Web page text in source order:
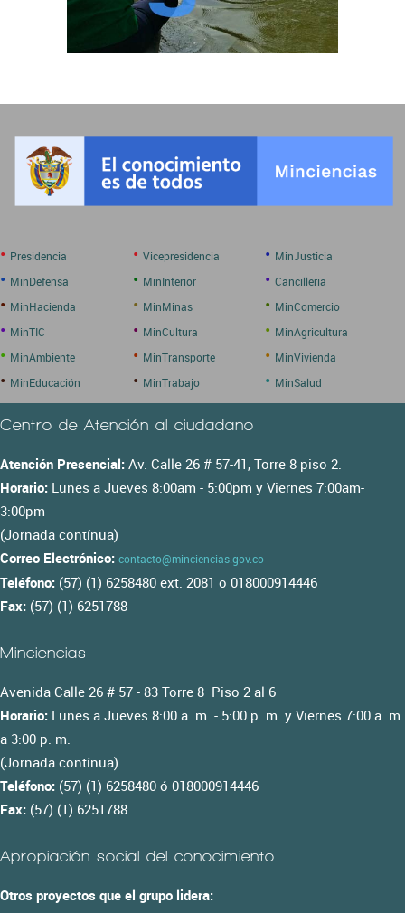
• Presidencia • Vicepresidencia • MinJusticia
• MinDefensa • MinInterior • Cancilleria
• MinHacienda • MinMinas • MinComercio
• MinTIC • MinCultura • MinAgricultura
• MinAmbiente • MinTransporte • MinVivienda
• MinEducación • MinTrabajo • MinSalud
Centro de Atención al ciudadano
Atención Presencial: Av. Calle 26 # 57-41, Torre 8 piso 2.
Horario: Lunes a Jueves 8:00am - 5:00pm y Viernes 7:00am-
3:00pm
(Jornada contínua)
Correo Electrónico: contacto@minciencias.gov.co
Teléfono: (57) (1) 6258480 ext. 2081 o 018000914446
Fax: (57) (1) 6251788
Minciencias
Avenida Calle 26 # 57 - 83 Torre 8 Piso 2 al 6
Horario: Lunes a Jueves 8:00 a. m. - 5:00 p. m. y Viernes 7:00 a. m.
a 3:00 p. m.
(Jornada contínua)
Teléfono: (57) (1) 6258480 ó 018000914446
Fax: (57) (1) 6251788
Apropiación social del conocimiento
Otros proyectos que el grupo lidera: